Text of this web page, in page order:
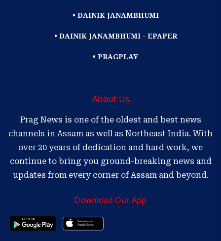
• DAINIK JANAMBHUMI
• DAINIK JANAMBHUMI - EPAPER
• PRAGPLAY
About Us
Prag News is one of the oldest and best news
channels in Assam as well as Northeast India. With
over 20 years of dedication and hard work, we
continue to bring you ground-breaking news and
updates from every corner of Assam and beyond.
Download Our App